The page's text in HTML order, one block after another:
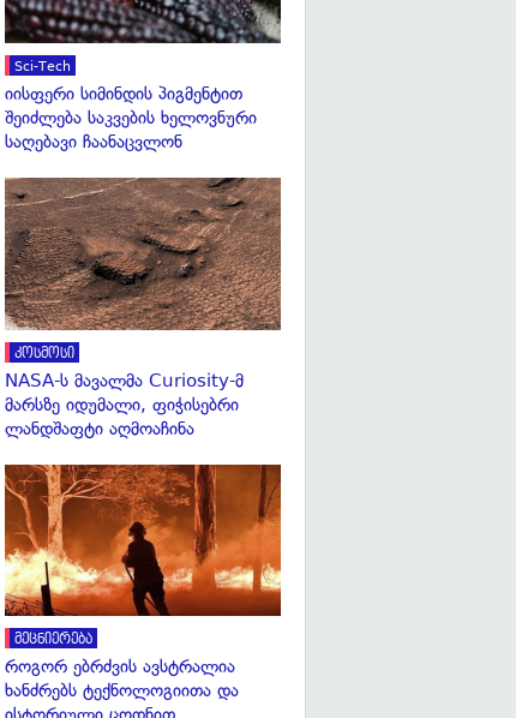
გადახედვა
Sci-Tech
იისფერი სიმინდის პიგმენტით
შეიძლება საკვების ხელოვნური
საღებავი ჩაანაცვლონ
კოსმოსი
NASA-ს მავალმა Curiosity-მ
მარსზე იდუმალი, ფიჭისებრი
ლანდშაფტი აღმოაჩინა
მეცნიერება
როგორ ებრძვის ავსტრალია
ხანძრებს ტექნოლოგიითა და